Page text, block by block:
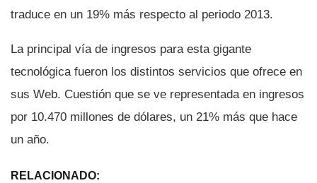
traduce en un 19% más respecto al periodo 2013.
La principal ví­a de ingresos para esta gigante
tecnológica fueron los distintos servicios que ofrece en
sus Web. Cuestión que se ve representada en ingresos
por 10.470 millones de dólares, un 21% más que hace
un año.
RELACIONADO: